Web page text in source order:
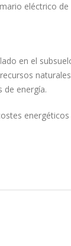
eléctrico
en el
de energía.